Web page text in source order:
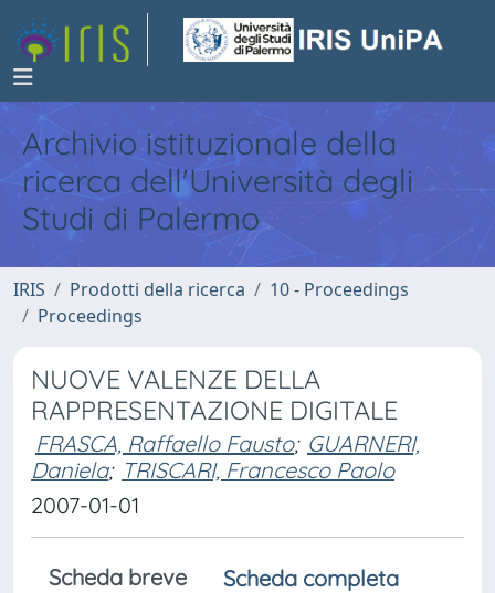
Archivio istituzionale della
ricerca dell'Università degli
Studi di Palermo
IRIS Prodotti della ricerca
10 - Proceedings
Proceedings
NUOVE VALENZE DELLA
RAPPRESENTAZIONE DIGITALE
FRASCA, Raffaello Fausto; GUARNERI,
Daniela; TRISCARI, Francesco Paolo
2007-01-01
Scheda breve
Scheda completa